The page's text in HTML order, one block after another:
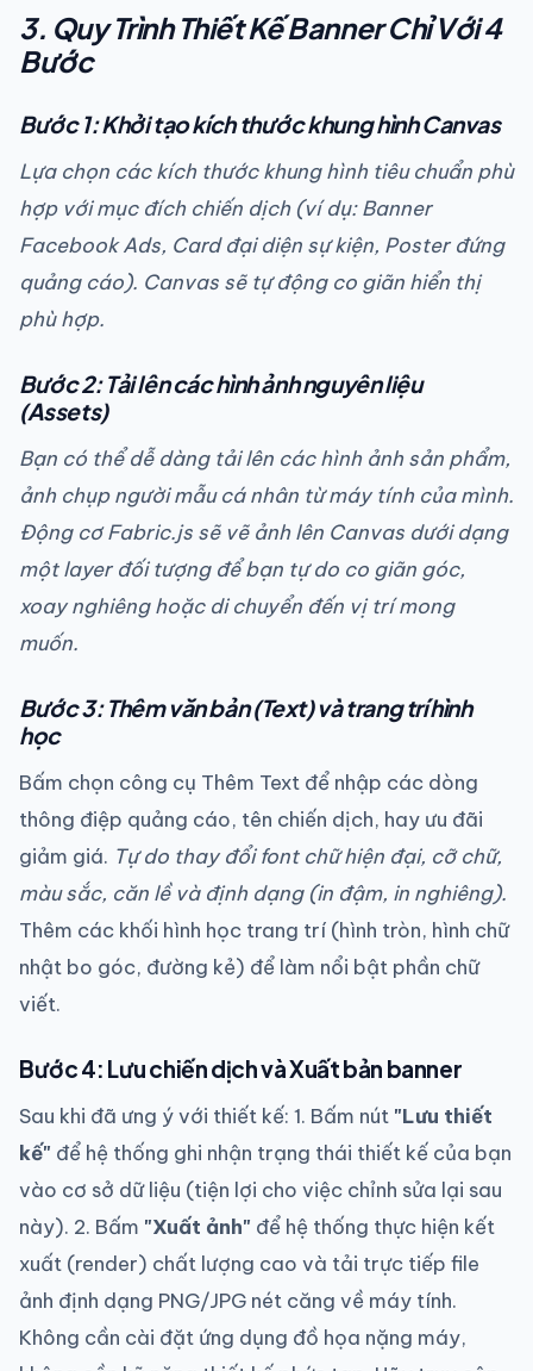
3. Quy Trình Thiết Kế Banner Chỉ Với 4
Bước
Bước 1: Khởi tạo kích thước khung hình Canvas
Lựa chọn các kích thước khung hình tiêu chuẩn phù
hợp với mục đích chiến dịch (ví dụ: Banner
Facebook Ads, Card đại diện sự kiện, Poster đứng
quảng cáo). Canvas sẽ tự động co giãn hiển thị
phù hợp.
Bước 2: Tải lên các hình ảnh nguyên liệu
(Assets)
Bạn có thể dễ dàng tải lên các hình ảnh sản phẩm,
ảnh chụp người mẫu cá nhân từ máy tính của mình.
Động cơ Fabric.js sẽ vẽ ảnh lên Canvas dưới dạng
một layer đối tượng để bạn tự do co giãn góc,
xoay nghiêng hoặc di chuyển đến vị trí mong
muốn.
Bước 3: Thêm văn bản (Text) và trang trí hình
học
Bấm chọn công cụ Thêm Text để nhập các dòng
thông điệp quảng cáo, tên chiến dịch, hay ưu đãi
giảm giá. Tự do thay đổi font chữ hiện đại, cỡ chữ,
màu sắc, căn lề và định dạng (in đậm, in nghiêng).
Thêm các khối hình học trang trí (hình tròn, hình chữ
nhật bo góc, đường kẻ) để làm nổi bật phần chữ
viết.
Bước 4: Lưu chiến dịch và Xuất bản banner
Sau khi đã ưng ý với thiết kế: 1. Bấm nút "Lưu thiết
kế" để hệ thống ghi nhận trạng thái thiết kế của bạn
vào cơ sở dữ liệu (tiện lợi cho việc chỉnh sửa lại sau
này). 2. Bấm "Xuất ảnh" để hệ thống thực hiện kết
xuất (render) chất lượng cao và tải trực tiếp file
ảnh định dạng PNG/JPG nét căng về máy tính.
Không cần cài đặt ứng dụng đồ họa nặng máy,